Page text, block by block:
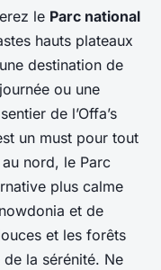
le Parc national
hauts plateaux
destination de
ou une
de l’Offa’s
un must pour tout
nord, le Parc
plus calme
et de
et les forêts
la sérénité. Ne